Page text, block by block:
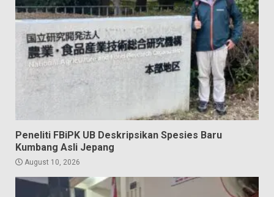
Peneliti FBiPK UB Deskripsikan Spesies Baru
Kumbang Asli Jepang
August 10, 2026